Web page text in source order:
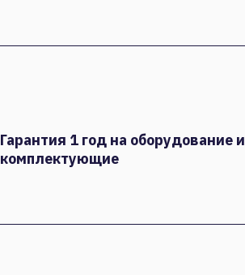
Гарантия 1 год на оборудование и
комплектующие